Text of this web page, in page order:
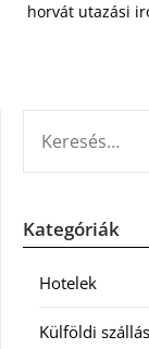
horvát utazási
Kategóriák
Hotelek
Külföldi